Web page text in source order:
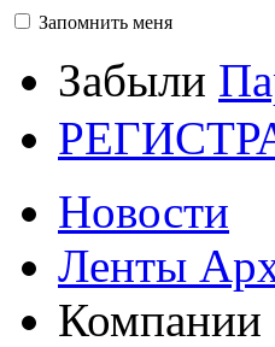
Запомнить меня
Забыли
Новости
Ленты
Компании